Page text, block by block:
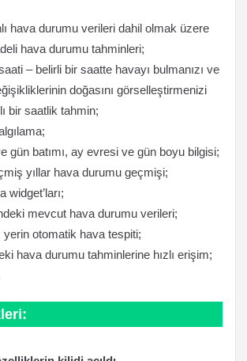
hava durumu verileri dahil olmak üzere
hava durumu tahminleri;
– belirli bir saatte havayı bulmanızı ve
doğasını görselleştirmenizi
bir saatlik tahmin;
gün batımı, ay evresi ve gün boyu bilgisi;
yıllar hava durumu geçmişi;
widget’ları;
mevcut hava durumu verileri;
yerin otomatik hava tespiti;
hava durumu tahminlerine hızlı erişim;